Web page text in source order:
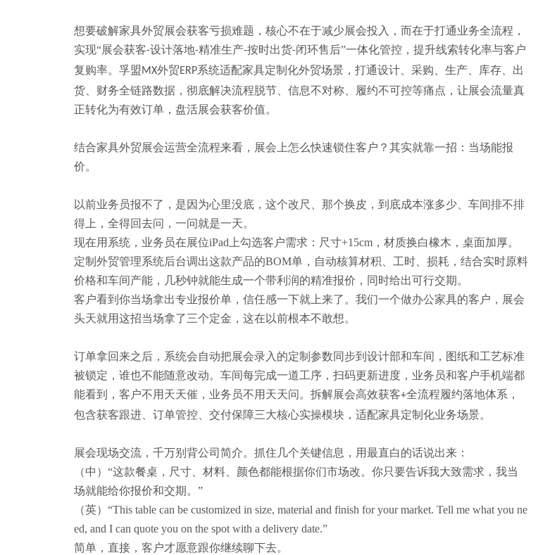
想要破解家具外贸展会获客亏损难题，核心不在于减少展会投入，而在于打通业务全流程，
实现“展会获客-设计落地-精准生产-按时出货-闭环售后”一体化管控，提升线索转化率与客户
复购率。孚盟MX外贸ERP系统适配家具定制化外贸场景，打通设计、采购、生产、库存、出
货、财务全链路数据，彻底解决流程脱节、信息不对称、履约不可控等痛点，让展会流量真
正转化为有效订单，盘活展会获客价值。
结合家具外贸展会运营全流程来看， 展会上怎么快速锁住客户？其实就靠一招：当场能报
价。
以前业务员报不了，是因为心里没底， 这个改尺、那个换皮，到底成本涨多少、车间排不排
得上，全得回去问，一问就是一天。
现在用系统，业务员在展位iPad上勾选客户需求：尺寸+15cm，材质换白橡木，桌面加厚。
定制外贸管理系统后台调出这款产品的BOM单，自动核算材积、工时、损耗，结合实时原料
价格和车间产能，几秒钟就能生成一个带利润的精准报价，同时给出可行交期。
客户看到你当场拿出专业报价单，信任感一下就上来了。我们一个做办公家具的客户，展会
头天就用这招当场拿了三个定金，这在以前根本不敢想。
订单拿回来之后，系统会自动把展会录入的定制参数同步到设计部和车间，图纸和工艺标准
被锁定，谁也不能随意改动。车间每完成一道工序，扫码更新进度，业务员和客户手机端都
能看到，客户不用天天催，业务员不用天天问。 拆解展会高效获客+全流程履约落地体系，
包含获客跟进、订单管控、交付保障三大核心实操模块，适配家具定制化业务场景。
展会现场交流，千万别背公司简介。抓住几个关键信息，用最直白的话说出来：
（中） “这款餐桌，尺寸、材料、颜色都能根据你们市场改。你只要告诉我大致需求，我当
场就能给你报价和交期。”
（英） “This table can be customized in size, material and finish for your market. Tell me what you ne
ed, and I can quote you on the spot with a delivery date.”
简单，直接，客户才愿意跟你继续聊下去。